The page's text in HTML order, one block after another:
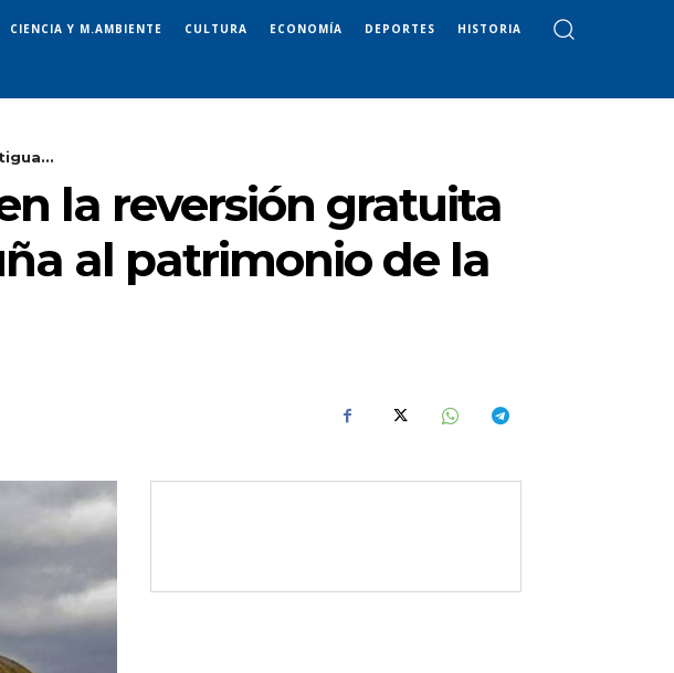
CIENCIA Y M.AMBIENTE CULTURA ECONOMÍA DEPORTES HISTORIA
la reversión gratuita
al patrimonio de la